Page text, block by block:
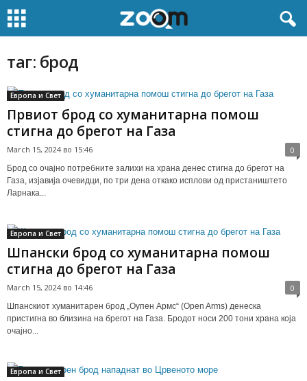
таг: брод
Европа и Свет
Првиот брод со хуманитарна помош
стигна до брегот на Газа
March 15, 2024 во 15:46 0
Брод со очајно потребните залихи на храна денес стигна до брегот на
Газа, изјавија очевидци, по три дена откако исплови од пристаништето
Ларнака...
Европа и Свет
Шпански брод со хуманитарна помош
стигна до брегот на Газа
March 15, 2024 во 14:46 0
Шпанскиот хуманитарен брод „Оупен Армс“ (Open Arms) денеска
пристигна во близина на брегот на Газа. Бродот носи 200 тони храна која
очајно...
Европа и Свет